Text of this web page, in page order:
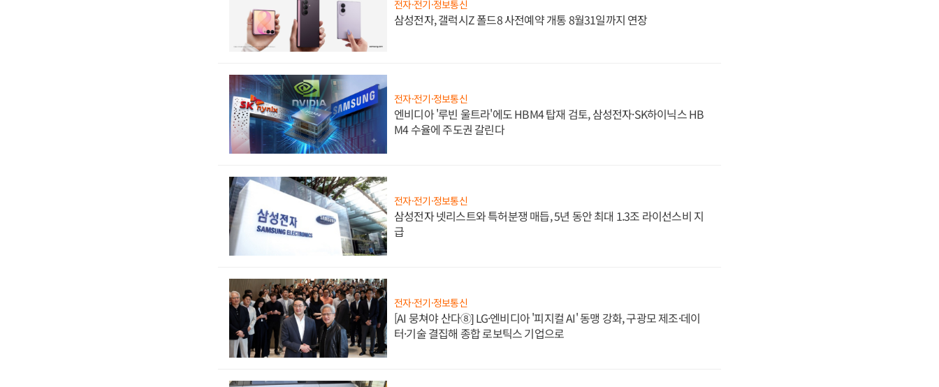
전자·전기·정보통신
삼성전자, 갤럭시Z 폴드8 사전예약 개통 8월31일까지 연장
전자·전기·정보통신
엔비디아 '루빈 울트라'에도 HBM4 탑재 검토, 삼성전자·SK하이닉스 HB
M4 수율에 주도권 갈린다
전자·전기·정보통신
삼성전자 넷리스트와 특허분쟁 매듭, 5년 동안 최대 1.3조 라이선스비 지
급
전자·전기·정보통신
[AI 뭉쳐야 산다⑧] LG·엔비디아 '피지컬 AI' 동맹 강화, 구광모 제조·데이
터·기술 결집해 종합 로보틱스 기업으로